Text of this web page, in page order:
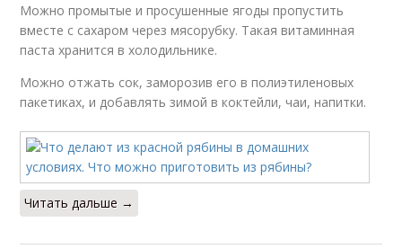
Можно промытые и просушенные ягоды пропустить
вместе с сахаром через мясорубку. Такая витаминная
паста хранится в холодильнике.
Можно отжать сок, заморозив его в полиэтиленовых
пакетиках, и добавлять зимой в коктейли, чаи, напитки.
Читать дальше →